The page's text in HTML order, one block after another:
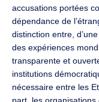
accusations portées
dépendance de
distinction entre,
des expériences
transparente et
institutions
nécessaire entre les
part, les